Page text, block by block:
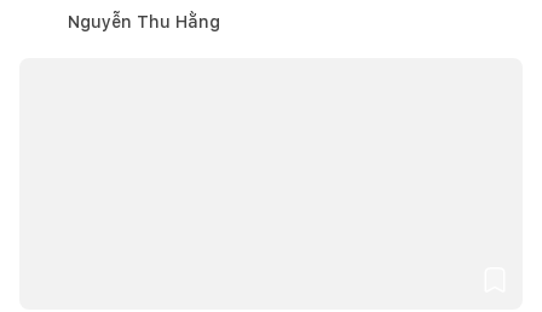
Nguyễn Thu Hằng